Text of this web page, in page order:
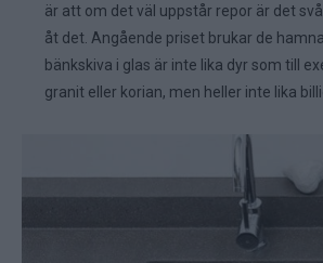
är att om det väl uppstår repor är det
åt det. Angående priset brukar de
bänkskiva i glas är inte lika dyr som till
granit eller korian, men heller inte lika